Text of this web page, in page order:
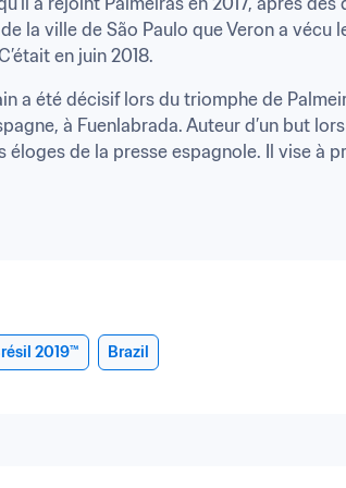
la ville de São Paulo que Veron a
en juin 2018.
a été décisif lors du triomphe de
à Fuenlabrada. Auteur d’un but
de la presse espagnole. Il vise à
2019™ Brazil